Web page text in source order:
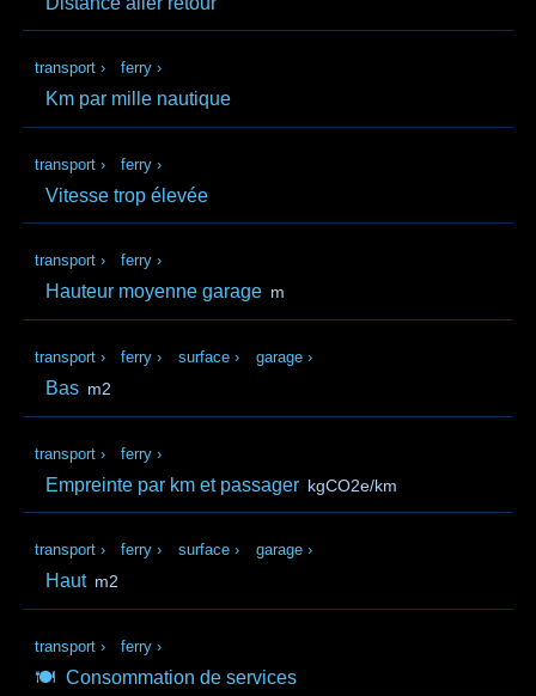
transport › ferry ›
Km par mille nautique
transport › ferry ›
Vitesse trop élevée
transport › ferry ›
Hauteur moyenne garage m
transport › ferry › surface › garage ›
Bas m2
transport › ferry ›
Empreinte par km et passager kgCO2e/km
transport › ferry › surface › garage ›
Haut m2
transport › ferry ›
🍽️ Consommation de services